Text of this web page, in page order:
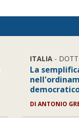
ITALIA -
La
DI ANTONIO